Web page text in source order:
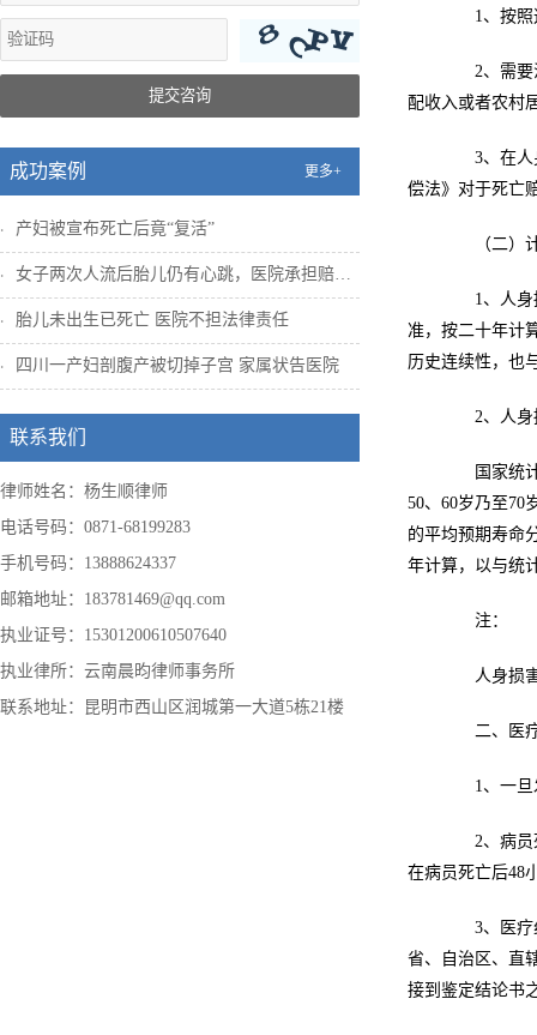
提交咨询
成功案例 更多+
产妇被宣布死亡后竟“复活”
女子两次人流后胎儿仍有心跳，医院承担赔偿...
胎儿未出生已死亡 医院不担法律责任
四川一产妇剖腹产被切掉子宫 家属状告医院
联系我们
律师姓名：杨生顺律师
电话号码：0871-68199283
手机号码：13888624337
邮箱地址：183781469@qq.com
执业证号：15301200610507640
执业律所：云南晨昀律师事务所
联系地址：昆明市西山区润城第一大道5栋21楼
1、按照这
2、需要注
配收入或者农村
3、在人身
偿法》对于死亡
（二）计
1、人身损
准，按二十年计
历史连续性，也
2、人身损
国家统计
50、60岁乃至70
的平均预期寿命
年计算，以与统
注：
人身损害
二、医疗
1、一旦发
2、病员死
在病员死亡后48
3、医疗纠
省、自治区、直
接到鉴定结论书